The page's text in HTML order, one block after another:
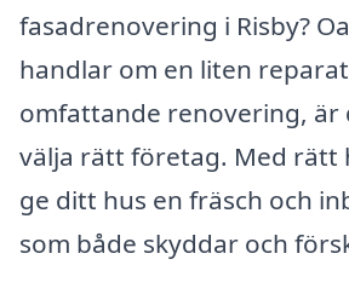
fasadrenovering i Risby?
handlar om en liten
omfattande renovering,
välja rätt företag. Med rätt
ge ditt hus en fräsch och
som både skyddar och